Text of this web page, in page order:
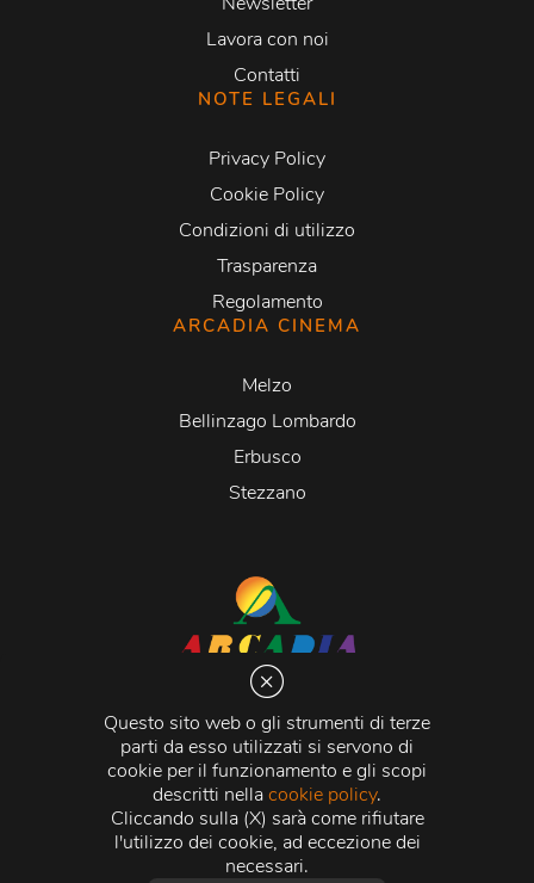
Questo sito web o gli strumenti di terze
parti da esso utilizzati si servono di
cookie per il funzionamento e gli scopi
descritti nellacookie policy.
Cliccando sulla (X) sarà come rifiutare
l'utilizzo dei cookie, ad eccezione dei
necessari.
Lavora con noi
Contatti
NOTE LEGALI
Privacy Policy
Cookie Policy
Condizioni di utilizzo
Trasparenza
Regolamento
ARCADIA CINEMA
Melzo
Bellinzago Lombardo
Erbusco
Stezzano
Via Martiri della Libertà 20066 Melzo (MI)
C.C.I.A.A. - R.E.A di Milano n. 1427910
Registro delle Imprese di Milano n. 338392 -
Fiscale e Partita Iva11015840157 | Capitale Sociale
500.000,00 i.v.
Credits:Crea Informatica S.r.l. 2026 © Tutti i diritti
riservati.